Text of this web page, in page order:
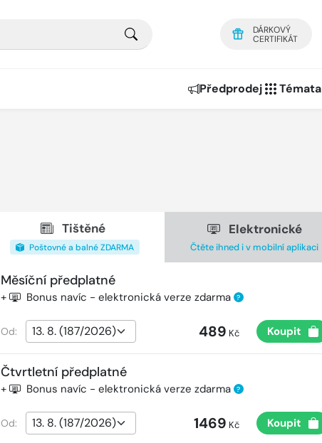
DÁRKOVÝ
CERTIFIKÁT
Předprodej Témata
Tištěné
Poštovné a balné ZDARMA
Elektronické
Čtěte ihned i v mobilní aplikaci
Měsíční předplatné
+ Bonus navíc - elektronická verze zdarma ?
Od: 489 Kč Koupit
Čtvrtletní předplatné
+ Bonus navíc - elektronická verze zdarma ?
Od: 1469 Kč Koupit